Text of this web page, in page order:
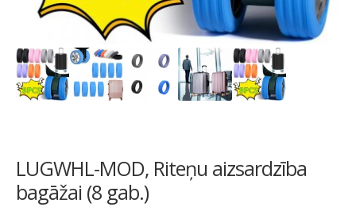
LUGWHL-MOD, Riteņu aizsardzība
bagāžai (8 gab.)